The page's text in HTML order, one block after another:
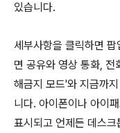
있습니다.
세부사항을 클릭하면
면 공유와 영상 통화,
해금지 모드'와 지금까
니다. 아이폰이나 아이
표시되고 언제든 데스